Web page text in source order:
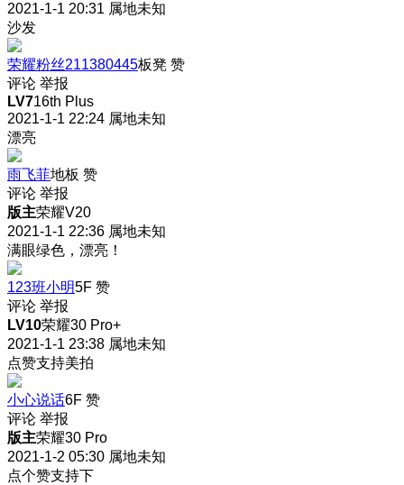
2021-1-1 20:31 属地未知
沙发
荣耀粉丝211380445板凳 赞
评论 举报
LV716th Plus
2021-1-1 22:24 属地未知
漂亮
雨飞菲地板 赞
评论 举报
版主荣耀V20
2021-1-1 22:36 属地未知
满眼绿色，漂亮！
123班小明5F 赞
评论 举报
LV10荣耀30 Pro+
2021-1-1 23:38 属地未知
点赞支持美拍
小心说话6F 赞
评论 举报
版主荣耀30 Pro
2021-1-2 05:30 属地未知
点个赞支持下